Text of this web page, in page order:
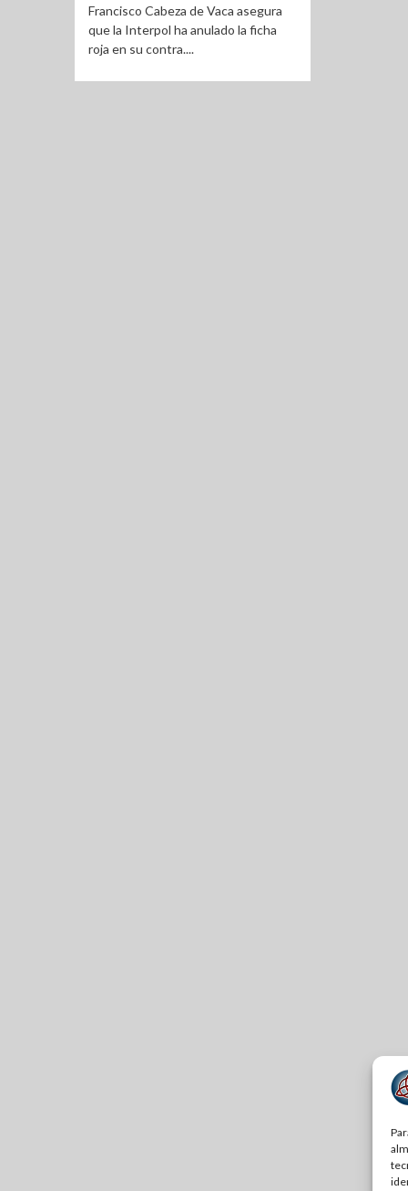
Francisco Cabeza de Vaca asegura
que la Interpol ha anulado la ficha
roja en su contra....